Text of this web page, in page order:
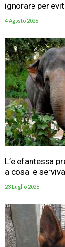
ignorare per
4 Agosto 2026
L’elefantessa
a cosa le
23 Luglio 2026